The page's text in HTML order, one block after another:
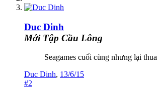
Duc Dinh
Mới Tập Cầu Lông
Seagames cuối cùng nhưng lại
Duc Dinh, 13/6/15
#2